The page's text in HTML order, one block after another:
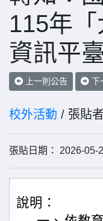
115年
資訊平
上一則公告 下
校外活動 / 張貼者
張貼日期： 2026-
說明：